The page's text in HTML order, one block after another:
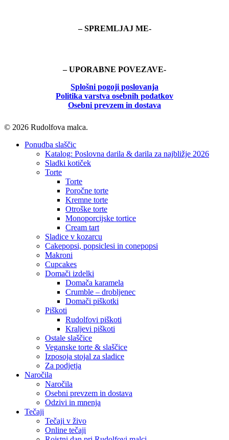
– SPREMLJAJ ME-
– UPORABNE POVEZAVE-
Splošni pogoji poslovanja
Politika varstva osebnih podatkov
Osebni prevzem in dostava
© 2026 Rudolfova malca.
Close
Ponudba slaščic
Katalog: Poslovna darila & darila za najbližje 2026
Sladki kotiček
Torte
Torte
Poročne torte
Kremne torte
Otroške torte
Monoporcijske tortice
Cream tart
Sladice v kozarcu
Cakepopsi, popsiclesi in conepopsi
Makroni
Cupcakes
Domači izdelki
Domača karamela
Crumble – drobljenec
Domači piškotki
Piškoti
Rudolfovi piškoti
Kraljevi piškoti
Ostale slaščice
Veganske torte & slaščice
Izposoja stojal za sladice
Za podjetja
Naročila
Naročila
Osebni prevzem in dostava
Odzivi in mnenja
Tečaji
Tečaji v živo
Online tečaji